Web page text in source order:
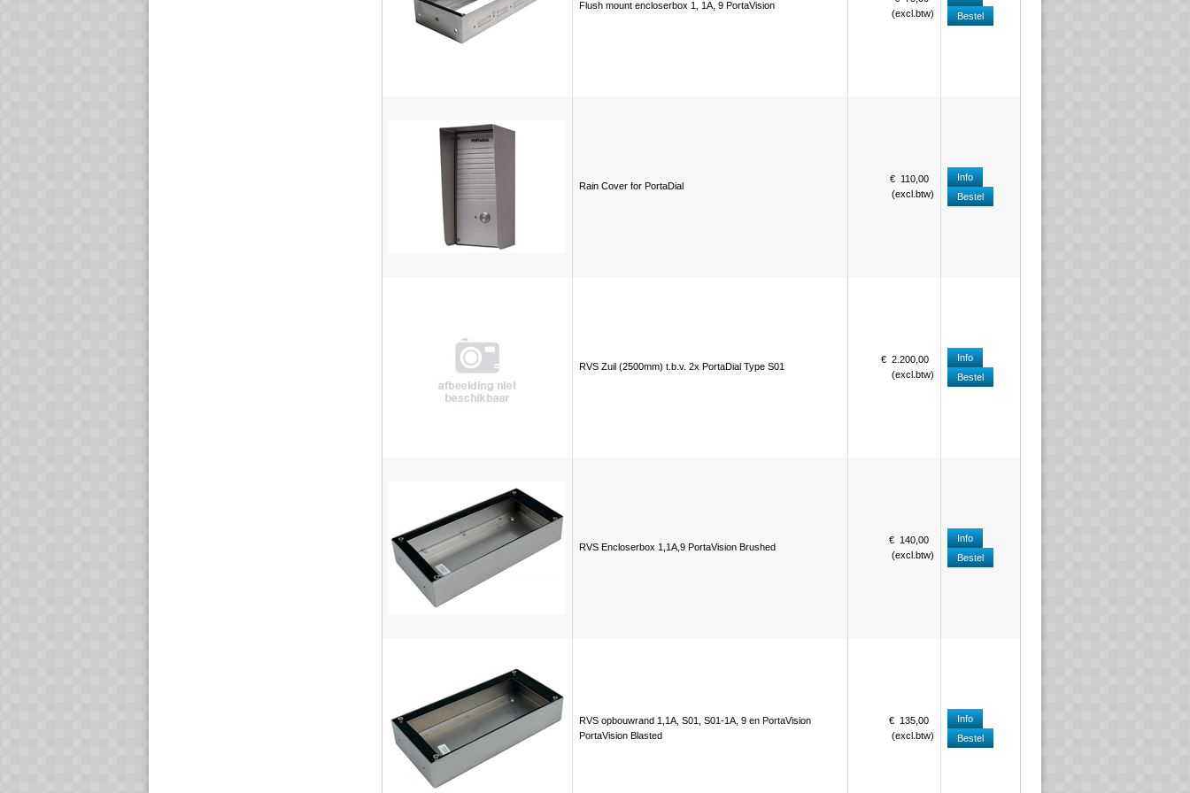
Flush mount encloserbox 1, 1A, 9 PortaVision
(excl.btw)
Bestel
Rain Cover for PortaDial
€ 110 ,00
(excl.btw)
Info
Bestel
RVS Zuil (2500mm) t.b.v. 2x PortaDial Type S01
€ 2.200 ,00
(excl.btw)
Info
Bestel
RVS Encloserbox 1,1A,9 PortaVision Brushed
€ 140 ,00
(excl.btw)
Info
Bestel
RVS opbouwrand 1,1A, S01, S01-1A, 9 en PortaVision
PortaVision Blasted
€ 135 ,00
(excl.btw)
Info
Bestel